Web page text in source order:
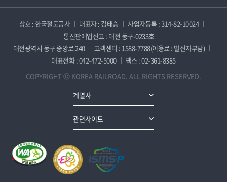
상호 : 한국철도공사 대표자 : 김태승
사업자등록 : 314-82-10024
통신판매업신고 : 대전 동구-0233호
대전광역시 동구 중앙로 240
고객센터 : 1588-7788(이용료 : 발신자부담)
대표전화 : 042-472-5000
팩스 : 02-361-8385
COPYRIGHT ⓒ KOREA RAILROAD. ALL RIGHTS RESERVED.
계열사
관련사이트